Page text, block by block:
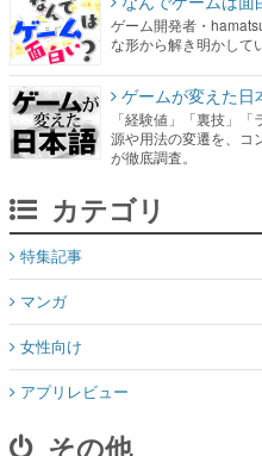
ゲーム開発者・
な形から解き明かして
ゲームが変えた日
「経験値」「裏技」
源や用法の変遷を、コ
が徹底調査。
カテゴリ
特集記事
マンガ
女性向け
アプリレビュー
その他